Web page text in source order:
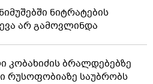
ნიტრატების
არ გამოვლინდა
კობახიძის ბრალდებებზე
რუსოფობიაზე საუბრობს